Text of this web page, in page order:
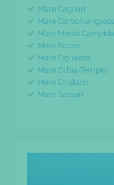
Mare Cagliari
Mare Carbonia-
Mare Medio
Mare Nuoro
Mare Ogliastra
Mare Olbia-Tempio
Mare Oristano
Mare Sassari